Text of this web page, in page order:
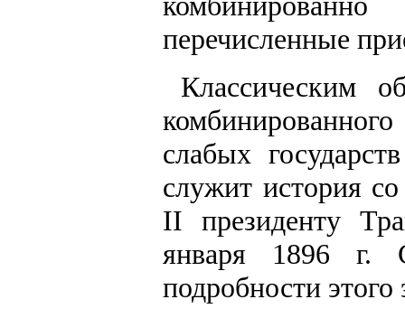
перечисленные
Классическим
слабых
служит история
II президенту
января 1896 г.
подробности этого